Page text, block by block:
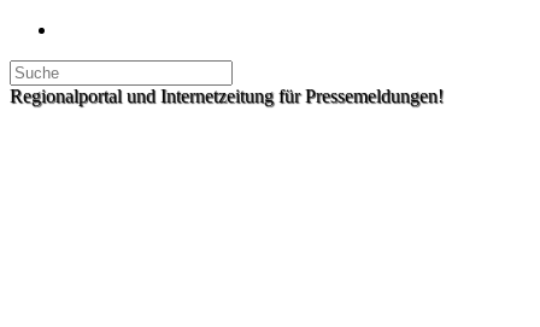
Regionalportal und Internetzeitung für Pressemeldungen!